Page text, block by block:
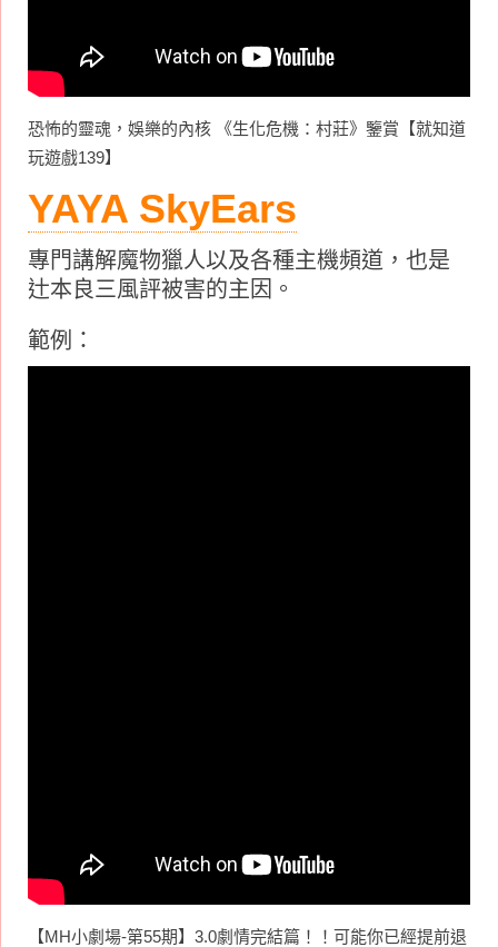
恐怖的靈魂，娛樂的內核 《生化危機：村莊》鑒賞【就知道
玩遊戲139】
YAYA SkyEars
專門講解魔物獵人以及各種主機頻道，也是
辻本良三風評被害的主因。
範例：
【MH小劇場-第55期】3.0劇情完結篇！！可能你已經提前退